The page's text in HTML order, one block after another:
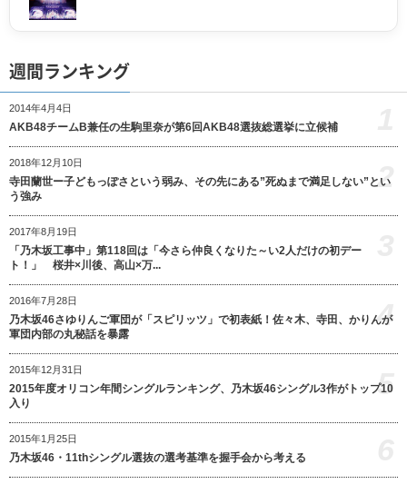
週間ランキング
2014年4月4日
AKB48チームB兼任の生駒里奈が第6回AKB48選抜総選挙に立候補
2018年12月10日
寺田蘭世ー子どもっぽさという弱み、その先にある”死ぬまで満足しない”とい
う強み
2
2017年8月19日
「乃木坂工事中」第118回は「今さら仲良くなりた～い2人だけの初デー
ト！」 桜井×川後、高山×万...
2016年7月28日
乃木坂46さゆりんご軍団が「スピリッツ」で初表紙！佐々木、寺田、かりんが
軍団内部の丸秘話を暴露
4
2015年12月31日
2015年度オリコン年間シングルランキング、乃木坂46シングル3作がトップ10
入り
5
2015年1月25日
乃木坂46・11thシングル選抜の選考基準を握手会から考える